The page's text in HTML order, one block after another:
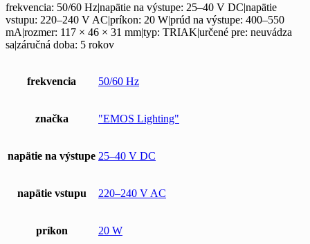
frekvencia: 50/60 Hz|napätie na výstupe: 25–40 V DC|napätie
vstupu: 220–240 V AC|príkon: 20 W|prúd na výstupe: 400–550
mA|rozmer: 117 × 46 × 31 mm|typ: TRIAK|určené pre: neuvádza
sa|záručná doba: 5 rokov
frekvencia 50/60 Hz
značka "EMOS Lighting"
napätie na výstupe 25–40 V DC
napätie vstupu 220–240 V AC
príkon 20 W